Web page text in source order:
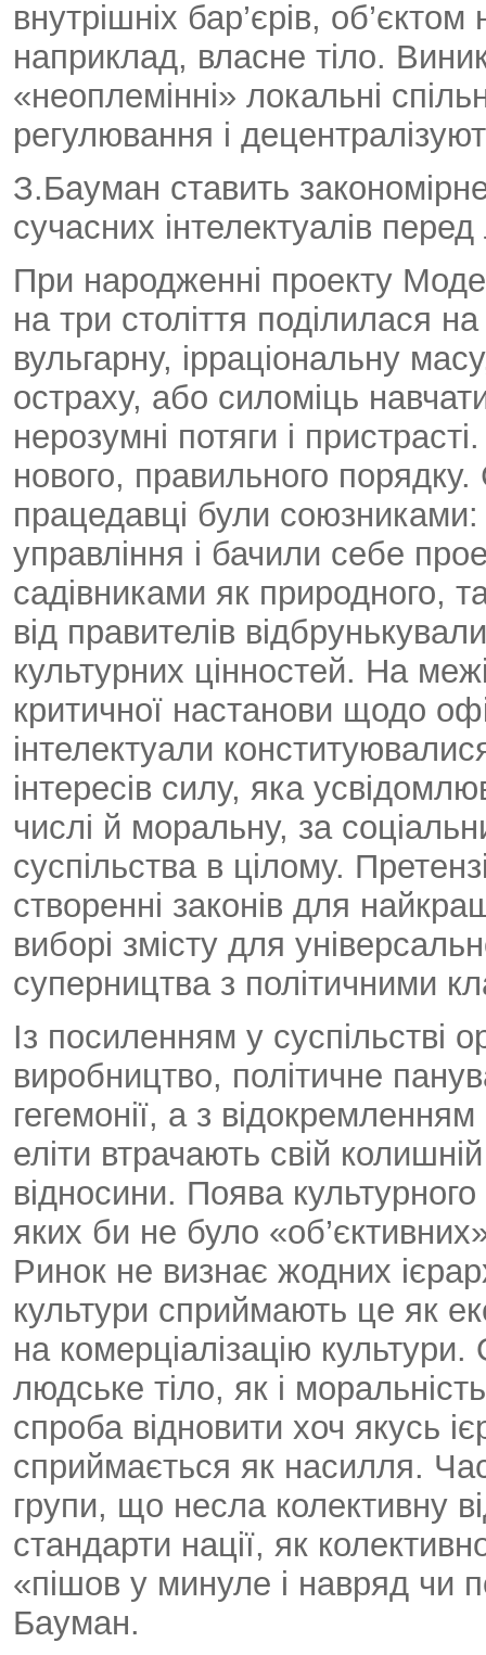
внутрішніх бар’єрів,
наприклад, власне тіло.
«неоплемінні» локальні
регулювання і
З.Бауман ставить
сучасних інтелектуалів
При народженні проекту
на три століття поділилася
вульгарну, ірраціональну
остраху, або силоміць
нерозумні потяги і
нового, правильного порядку.
працедавці були союзниками:
управління і бачили себе
садівниками як природного,
від правителів
культурних цінностей. На
критичної настанови щодо
інтелектуали
інтересів силу, яка
числі й моральну, за
суспільства в цілому.
створенні законів для
виборі змісту для
суперництва з політичними
Із посиленням у суспільстві
виробництво, політичне
гегемонії, а з
еліти втрачають свій
відносини. Поява
яких би не було
Ринок не визнає жодних
культури сприймають це як
на комерціалізацію
людське тіло, як і
спроба відновити хоч якусь
сприймається як насилля.
групи, що несла колективну
стандарти нації, як
«пішов у минуле і навряд чи
Бауман.